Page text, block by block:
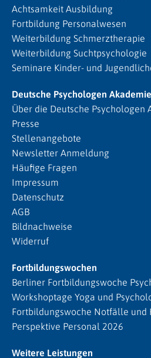
Achtsamkeit Ausbildung
Fortbildung Personalwesen
Weiterbildung Schmerztherapie
Weiterbildung Suchtpsychologie
Seminare Kinder- und
Deutsche Psychologen Akademie
Über die Deutsche Psychologen
Presse
Stellenangebote
Newsletter Anmeldung
Häufige Fragen
Impressum
Datenschutz
AGB
Bildnachweise
Widerruf
Fortbildungswochen
Berliner Fortbildungswoche
Workshoptage Yoga und
Fortbildungswoche Notfälle und
Perspektive Personal 2026
Weitere Leistungen